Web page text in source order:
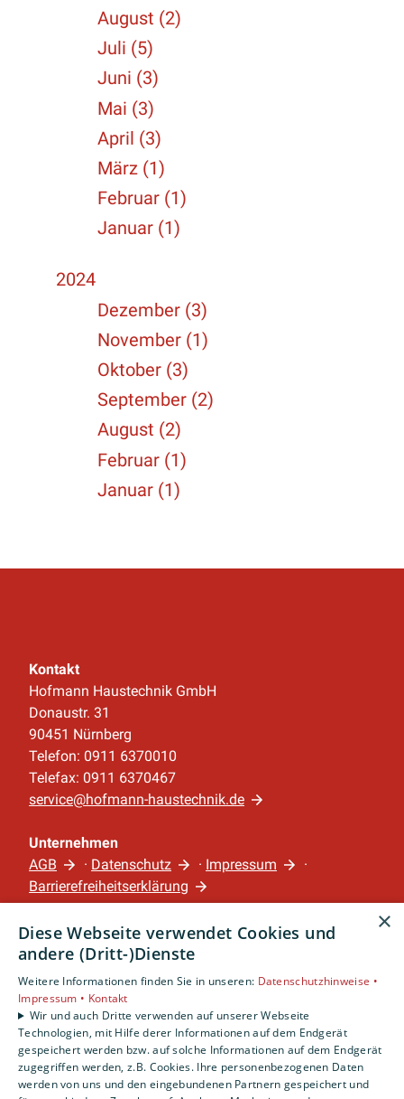
August (2)
Juli (5)
Juni (3)
Mai (3)
April (3)
März (1)
Februar (1)
Januar (1)
2024
Dezember (3)
November (1)
Oktober (3)
September (2)
August (2)
Februar (1)
Januar (1)
Kontakt
Hofmann Haustechnik GmbH
Donaustr. 31
90451 Nürnberg
Telefon: 0911 6370010
Telefax: 0911 6370467
service@hofmann-haustechnik.de
Unternehmen
AGB
· Datenschutz · Impressum
·
Barrierefreiheitserklärung
Leistungen
Privatkunden
Gewerbekunden
Karriere
Unternehmen
Standort
Nürnberg
×
Diese Webseite verwendet Cookies und
andere (Dritt-)Dienste
Weitere Informationen finden Sie in unseren: Datenschutzhinweise •
Impressum • Kontakt
Wir und auch Dritte verwenden auf unserer Webseite
Technologien, mit Hilfe derer Informationen auf dem Endgerät
gespeichert werden bzw. auf solche Informationen auf dem Endgerät
zugegriffen werden, z.B. Cookies. Ihre personenbezogenen Daten
werden von uns und den eingebundenen Partnern gespeichert und